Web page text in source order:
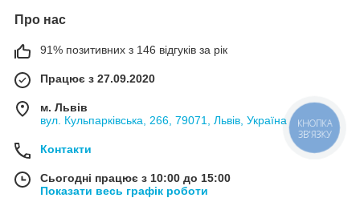
Про нас
91% позитивних з 146 відгуків за рік
Працює з 27.09.2020
м. Львів
вул. Кульпарківська, 266, 79071, Львів, Україна
Контакти
Сьогодні працює з 10:00 до 15:00
Показати весь графік роботи